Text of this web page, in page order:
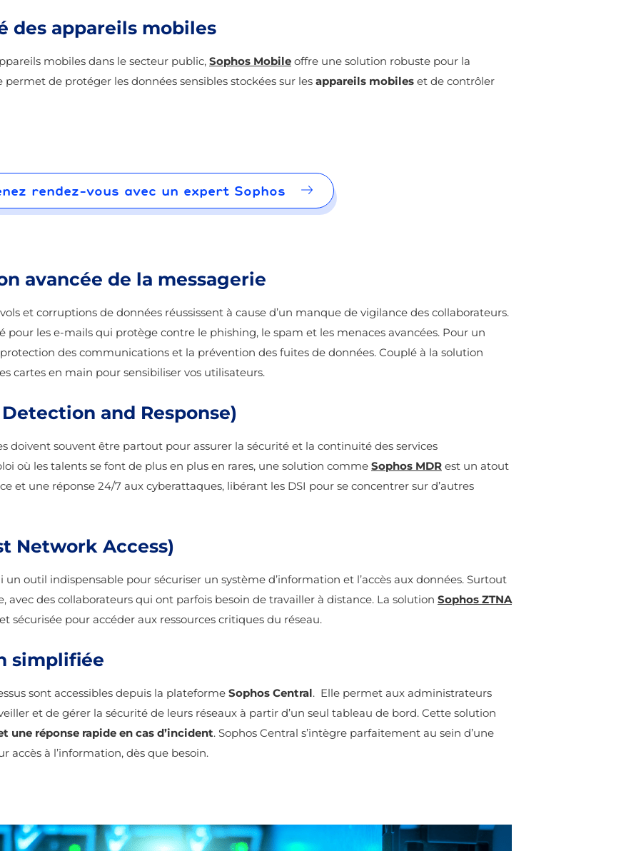
des appareils mobiles
mobiles dans le secteur public, Sophos Mobile offre une solution robuste pour la
de protéger les données sensibles stockées sur les appareils mobiles et de contrôler
rendez-vous avec un expert Sophos
avancée de la messagerie
et corruptions de données réussissent à cause d’un manque de vigilance des collaborateurs.
pour les e-mails qui protège contre le phishing, le spam et les menaces avancées. Pour un
des communications et la prévention des fuites de données. Couplé à la solution
cartes en main pour sensibiliser vos utilisateurs.
and Response)
doivent souvent être partout pour assurer la sécurité et la continuité des services
où les talents se font de plus en plus en rares, une solution comme Sophos MDR est un atout
et une réponse 24/7 aux cyberattaques, libérant les DSI pour se concentrer sur d’autres
Network Access)
outil indispensable pour sécuriser un système d’information et l’accès aux données. Surtout
des collaborateurs qui ont parfois besoin de travailler à distance. La solution Sophos ZTNA
sécurisée pour accéder aux ressources critiques du réseau.
simplifiée
sont accessibles depuis la plateforme Sophos Central. Elle permet aux administrateurs
et de gérer la sécurité de leurs réseaux à partir d’un seul tableau de bord. Cette solution
une réponse rapide en cas d’incident. Sophos Central s’intègre parfaitement au sein d’une
à l’information, dès que besoin.